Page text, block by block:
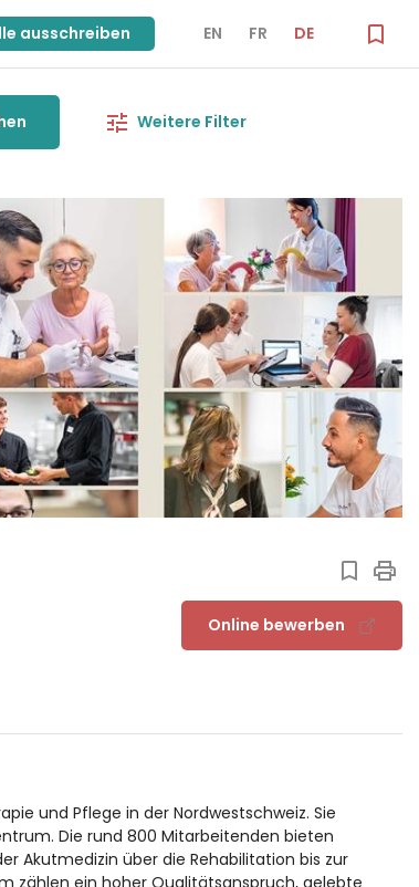
ausschreiben EN FR DE
Weitere Filter
Online bewerben
und Pflege in der Nordwestschweiz. Sie
Die rund 800 Mitarbeitenden bieten
Akutmedizin über die Rehabilitation bis zur